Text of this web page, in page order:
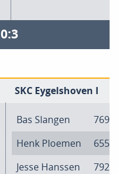
0:3
SKC Eygelshoven I
Bas Slangen
769
Henk Ploemen
655
Jesse Hanssen
792